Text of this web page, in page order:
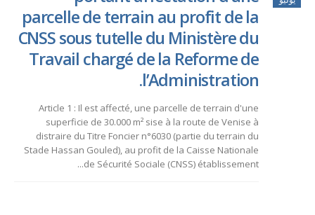
parcelle de terrain au profit de la
CNSS sous tutelle du Ministère du
Travail chargé de la Reforme de
l’Administration.
Article 1 : Il est affecté, une parcelle de terrain d'une
superficie de 30.000 m² sise à la route de Venise à
distraire du Titre Foncier n°6030 (partie du terrain du
Stade Hassan Gouled), au profit de la Caisse Nationale
de Sécurité Sociale (CNSS) établissement...